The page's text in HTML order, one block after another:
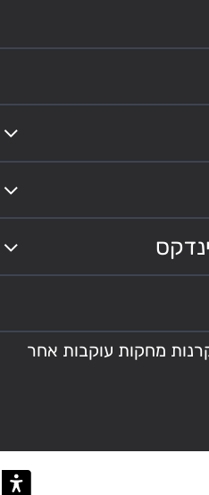
סל וקרנות מחקות עוקבות אחר